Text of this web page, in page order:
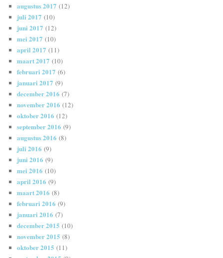
augustus 2017 (12)
juli 2017 (10)
juni 2017 (12)
mei 2017 (10)
april 2017 (11)
maart 2017 (10)
februari 2017 (6)
januari 2017 (9)
december 2016 (7)
november 2016 (12)
oktober 2016 (12)
september 2016 (9)
augustus 2016 (8)
juli 2016 (9)
juni 2016 (9)
mei 2016 (10)
april 2016 (9)
maart 2016 (8)
februari 2016 (9)
januari 2016 (7)
december 2015 (10)
november 2015 (8)
oktober 2015 (11)